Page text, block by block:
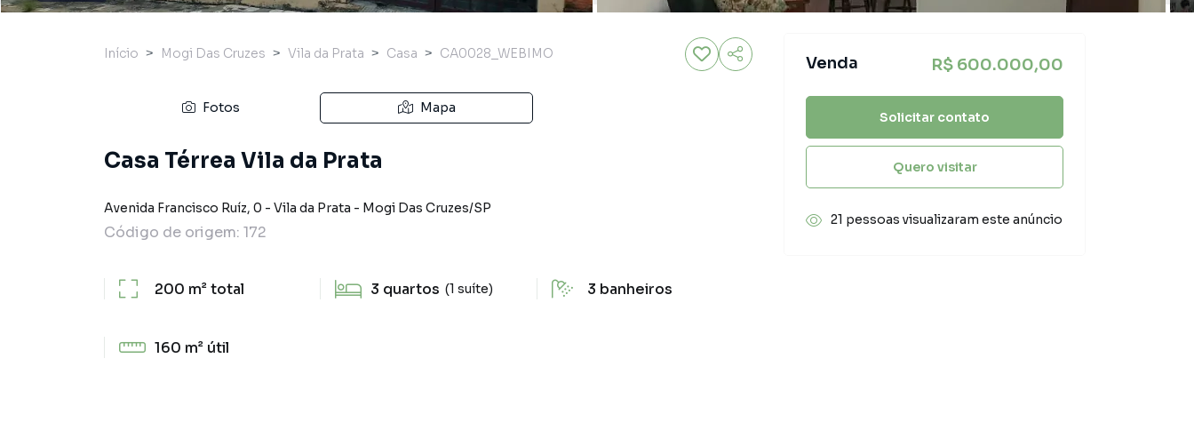
Início Mogi Das Cruzes Vila da Prata Casa CA0028_WEBIMO
Fotos Mapa
Casa Térrea Vila da Prata
Avenida Francisco Ruíz, 0 - Vila da Prata - Mogi Das Cruzes/SP
Código de origem: 172
200 m²total 3 quartos (1 suíte) 3 banheiros
160 m² útil
Venda R$ 600.000,00
Solicitar contato
Quero visitar
21 pessoas visualizaram este anúncio